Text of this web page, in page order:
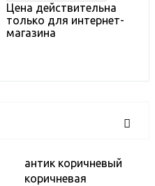
Цена действительна
только для интернет-
магазина
антик коричневый
коричневая